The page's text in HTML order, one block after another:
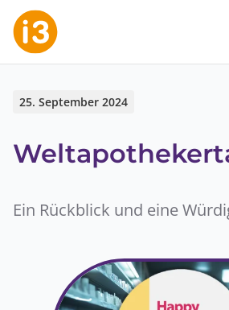
25. September 2024
Ein Rückblick und eine